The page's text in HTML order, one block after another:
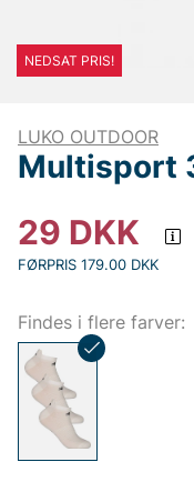
NEDSAT PRIS!
LUKO OUTDOOR
Multisport
29 DKK
FØRPRIS 179.00 DKK
Findes i flere farver: